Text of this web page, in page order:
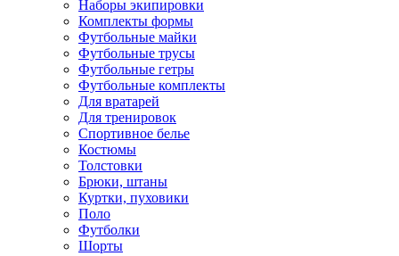
Наборы экипировки
Комплекты формы
Футбольные майки
Футбольные трусы
Футбольные гетры
Футбольные комплекты
Для вратарей
Для тренировок
Спортивное белье
Костюмы
Толстовки
Брюки, штаны
Куртки, пуховики
Поло
Футболки
Шорты